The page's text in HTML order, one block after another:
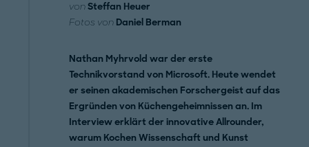
vonSteffan Heuer
Fotos von Daniel Berman
Nathan Myhrvold war der erste
Technikvorstand von Microsoft. Heute wendet
er seinen akademischen Forschergeist auf das
Ergründen von Küchengeheimnissen an. Im
Interview erklärt der innovative Allrounder,
warum Kochen Wissenschaft und Kunst